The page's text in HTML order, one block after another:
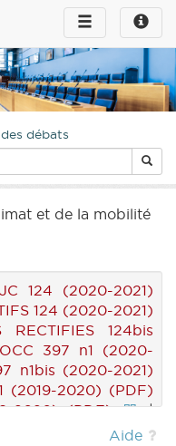
Toggle
infos
Toggle
navigation
débats
et de la mobilité
124 (2020-2021)
124 (2020-2021)
RECTIFIES 124bis
397 n1 (2020-
n1bis (2020-2021)
(2019-2020) (PDF)
2020) (PDF)
|
RES 403 n2
Aide